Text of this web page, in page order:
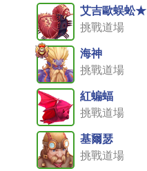
艾吉歐蜈蚣★
挑戰道場
海神
挑戰道場
紅蝙蝠
挑戰道場
基爾瑟
挑戰道場